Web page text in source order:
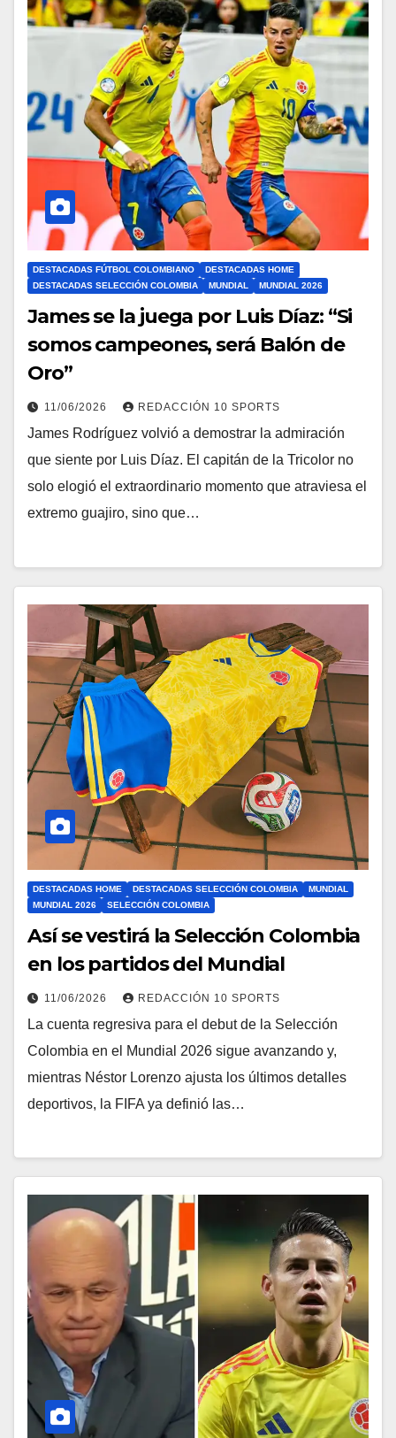
DESTACADAS FÚTBOL COLOMBIANO
DESTACADAS HOME
DESTACADAS SELECCIÓN COLOMBIA
MUNDIAL MUNDIAL 2026
James se la juega por Luis Díaz: “Si
somos campeones, será Balón de
Oro”
11/06/2026 REDACCIÓN 10 SPORTS
James Rodríguez volvió a demostrar la admiración
que siente por Luis Díaz. El capitán de la Tricolor no
solo elogió el extraordinario momento que atraviesa el
extremo guajiro, sino que…
DESTACADAS HOME DESTACADAS SELECCIÓN COLOMBIA
MUNDIAL
MUNDIAL 2026
SELECCIÓN COLOMBIA
Así se vestirá la Selección Colombia
en los partidos del Mundial
11/06/2026 REDACCIÓN 10 SPORTS
La cuenta regresiva para el debut de la Selección
Colombia en el Mundial 2026 sigue avanzando y,
mientras Néstor Lorenzo ajusta los últimos detalles
deportivos, la FIFA ya definió las…